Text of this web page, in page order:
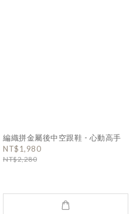
編織拼金屬後中空跟鞋 - 心動高手
NT$1,980
NT$2,280